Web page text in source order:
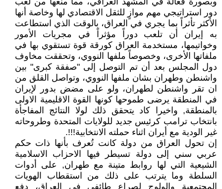
دور استراتيجي مهم موازٍ للثقل الاقتصادي لها وخاصة أنها
الأكثر تأثراً بما يجري في العراق، بالوقت الذي استطاعت
به إيران أن تلعب دوراً مؤثراً في مجريات الأمور
وخواتيمها، مستخدمة العراق كورقة قوة تستقوي بها في
ملفاتها الأخرى، وخصوصاً ملفها النووي، وتحققت مخاوف
دول المجلس بعد أن تم التوصل إلى "صفقة كبرى" بين
واشنطن وطهران بشان ملفها النووي، وتواصل القلق من
ان تقر واشنطن لطهران، ولو على مضض بدور لإيران
في المنطقة يرضى طموحها كونها القوة الاقليمية الاولى
بالمنطقة, واخيرا كاد يتحقق ذلك لولا النتائج المفاجأة
بانتخاب ترامب كرئيس جديد للولايات المتحدة وطروحاته
غير الودية مع أيران اثناء حملته الانتخابية!!!.
إن تحول العراق من دولة كانت تُعرف بأنها ذات حكم
عربي سني إلى دولة تسيطر فيها الاحزاب الاسلامية
الشيعية التي لها روابط متينة مع طهران, على أدوات
السلطة وما يترتب على ذلك من استقطاب الهويات
المجتمعية والولوج لصراع طائفي في العراق، دفع